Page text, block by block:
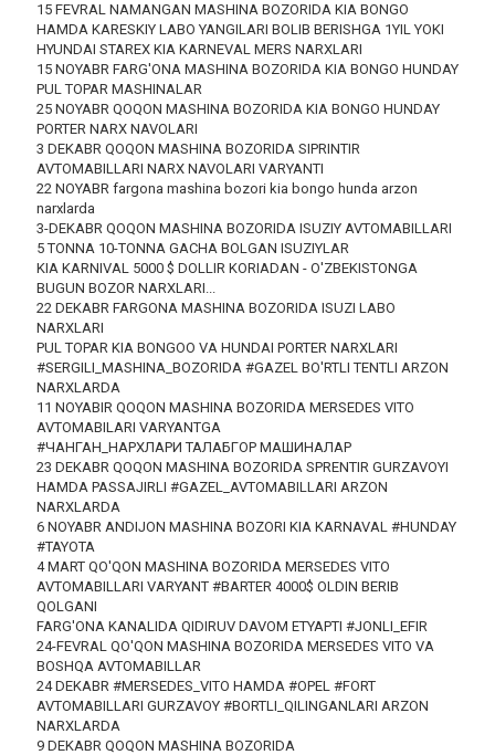
15 FEVRAL NAMANGAN MASHINA BOZORIDA KIA BONGO
HAMDA KARESKIY LABO YANGILARI BOLIB BERISHGA 1YIL YOKI
HYUNDAI STAREX KIA KARNEVAL MERS NARXLARI
15 NOYABR FARG'ONA MASHINA BOZORIDA KIA BONGO HUNDAY
PUL TOPAR MASHINALAR
25 NOYABR QOQON MASHINA BOZORIDA KIA BONGO HUNDAY
PORTER NARX NAVOLARI
3 DEKABR QOQON MASHINA BOZORIDA SIPRINTIR
AVTOMABILLARI NARX NAVOLARI VARYANTI
22 NOYABR fargona mashina bozori kia bongo hunda arzon
narxlarda
3-DEKABR QOQON MASHINA BOZORIDA ISUZIY AVTOMABILLARI
5 TONNA 10-TONNA GACHA BOLGAN ISUZIYLAR
KIA KARNIVAL 5000 $ DOLLIR KORIADAN - O'ZBEKISTONGA
BUGUN BOZOR NARXLARI...
22 DEKABR FARGONA MASHINA BOZORIDA ISUZI LABO
NARXLARI
PUL TOPAR KIA BONGOO VA HUNDAI PORTER NARXLARI
#SERGILI_MASHINA_BOZORIDA #GAZEL BO'RTLI TENTLI ARZON
NARXLARDA
11 NOYABIR QOQON MASHINA BOZORIDA MERSEDES VITO
AVTOMABILARI VARYANTGA
#ЧАНГАН_НАРХЛАРИ ТАЛАБГОР МАШИНАЛАР
23 DEKABR QOQON MASHINA BOZORIDA SPRENTIR GURZAVOYI
HAMDA PASSAJIRLI #GAZEL_AVTOMABILLARI ARZON
NARXLARDA
6 NOYABR ANDIJON MASHINA BOZORI KIA KARNAVAL #HUNDAY
#TAYOTA
4 MART QO'QON MASHINA BOZORIDA MERSEDES VITO
AVTOMABILLARI VARYANT #BARTER 4000$ OLDIN BERIB
QOLGANI
FARG'ONA KANALIDA QIDIRUV DAVOM ETYAPTI #JONLI_EFIR
24-FEVRAL QO'QON MASHINA BOZORIDA MERSEDES VITO VA
BOSHQA AVTOMABILLAR
24 DEKABR #MERSEDES_VITO HAMDA #OPEL #FORT
AVTOMABILLARI GURZAVOY #BORTLI_QILINGANLARI ARZON
NARXLARDA
9 DEKABR QOQON MASHINA BOZORIDA